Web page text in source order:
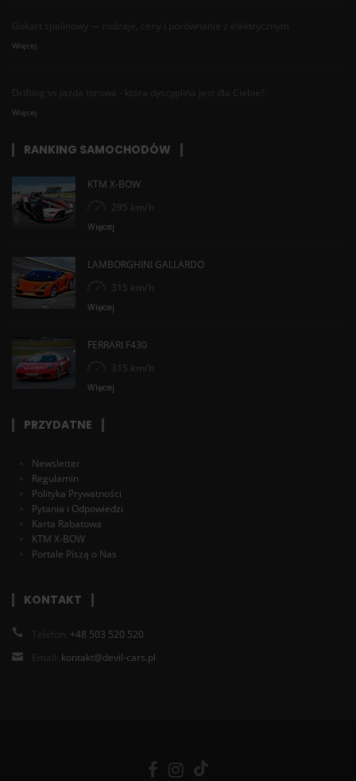
Gokart spalinowy — rodzaje, ceny i porównanie z elektrycznym
Więcej
Drifting vs jazda torowa - która dyscyplina jest dla Ciebie?
Więcej
RANKING SAMOCHODÓW
KTM X-BOW
295 km/h
Więcej
LAMBORGHINI GALLARDO
315 km/h
Więcej
FERRARI F430
315 km/h
Więcej
PRZYDATNE
Newsletter
Regulamin
Polityka Prywatności
Pytania i Odpowiedzi
Karta Rabatowa
KTM X-BOW
Portale Piszą o Nas
KONTAKT
Telefon: +48 503 520 520
Email: kontakt@devil-cars.pl